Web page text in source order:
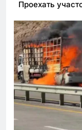
Проехать